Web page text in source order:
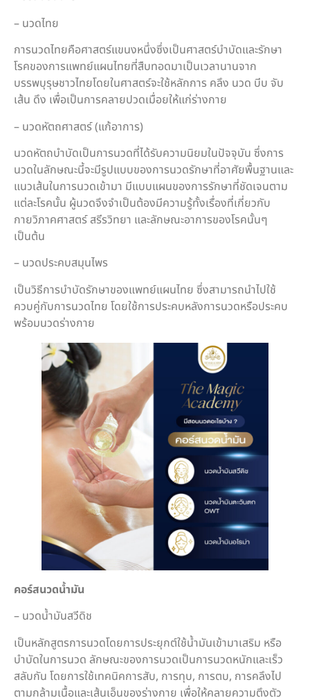
– นวดไทย
การนวดไทยคือศาสตร์แขนงหนึ่งซึ่งเป็นศาสตร์บำบัดและรักษา
โรคของการแพทย์แผนไทยที่สืบทอดมาเป็นเวลานานจาก
บรรพบุรุษชาวไทยโดยในศาสตร์จะใช้หลักการ คลึง นวด บีบ จับ
เส้น ดึง เพื่อเป็นการคลายปวดเมื่อยให้แก่ร่างกาย
– นวดหัตถศาสตร์ (แก้อาการ)
นวดหัตถบำบัดเป็นการนวดที่ได้รับความนิยมในปัจจุบัน ซึ่งการ
นวดในลักษณะนี้จะมีรูปแบบของการนวดรักษาที่อาศัยพื้นฐานและ
แนวเส้นในการนวดเข้ามา มีแบบแผนของการรักษาที่ชัดเจนตาม
แต่ละโรคนั้น ผู้นวดจึงจำเป็นต้องมีความรู้ทั้งเรื่องที่เกี่ยวกับ
กายวิภาคศาสตร์ สรีรวิทยา และลักษณะอาการของโรคนั้นๆ
เป็นต้น
– นวดประคบสมุนไพร
เป็นวิธีการบำบัดรักษาของแพทย์แผนไทย ซึ่งสามารถนำไปใช้
ควบคู่กับการนวดไทย โดยใช้การประคบหลังการนวดหรือประคบ
พร้อมนวดร่างกาย
คอร์สนวดน้ำมัน
– นวดน้ำมันสวีดิช
เป็นหลักสูตรการนวดโดยการประยุกต์ใช้น้ำมันเข้ามาเสริม หรือ
บำบัดในการนวด ลักษณะของการนวดเป็นการนวดหนักและเร็ว
สลับกัน โดยการใช้เทคนิคการสับ, การทุบ, การตบ, การคลึงไป
ตามกล้ามเนื้อและเส้นเอ็นของร่างกาย เพื่อให้คลายความตึงตัว